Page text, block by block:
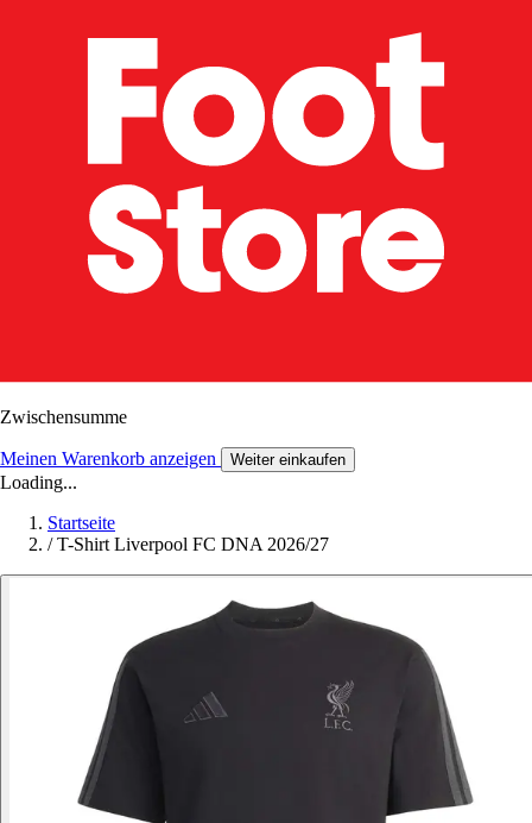
Zwischensumme
Meinen Warenkorb anzeigen Weiter einkaufen
Loading...
Startseite
/ T-Shirt Liverpool FC DNA 2026/27